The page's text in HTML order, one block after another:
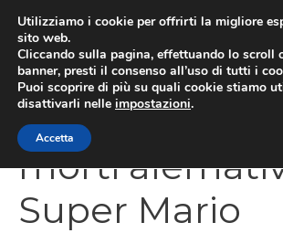
contenuto
Video curiosi: le
morti
Super Mario
Utilizziamo i cookie per offrirti la migliore
sito web.
Cliccando sulla pagina, effettuando lo scroll
banner, presti il consenso all’uso di tutti i
Puoi scoprire di più su quali cookie stiamo
disattivarli nelle impostazioni.
Accetta